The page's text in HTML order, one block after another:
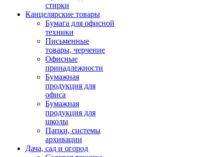
стирки
Канцелярские товары
Бумага для офисной
техники
Письменные
товары, черчение
Офисные
принадлежности
Бумажная
продукция для
офиса
Бумажная
продукция для
школы
Папки, системы
архивации
Дача, сад и огород